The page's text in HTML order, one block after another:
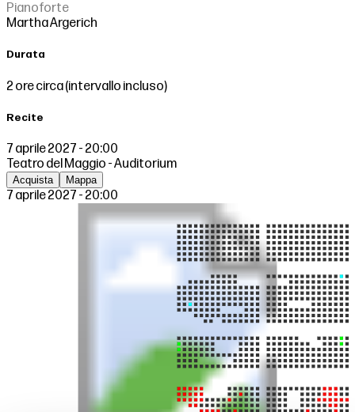
Pianoforte
Martha Argerich
Durata
2 ore circa (intervallo incluso)
Recite
7 aprile 2027 - 20:00
Teatro del Maggio - Auditorium
Acquista Mappa
7 aprile 2027 - 20:00